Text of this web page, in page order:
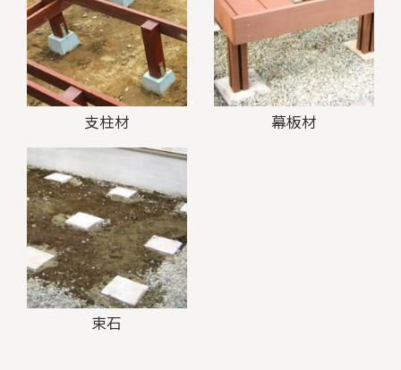
支柱材 幕板材
束石